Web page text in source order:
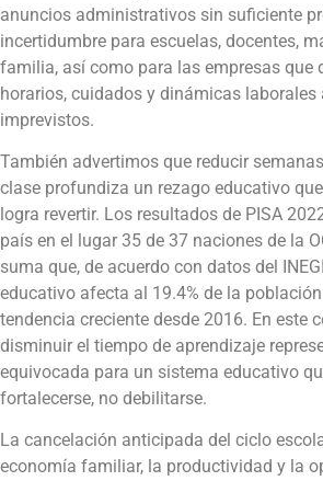
anuncios administrativos sin suficiente
incertidumbre para escuelas, docentes,
familia, así como para las empresas que
horarios, cuidados y dinámicas laborales
imprevistos.
También advertimos que reducir
clase profundiza un rezago educativo
logra revertir. Los resultados de PISA
país en el lugar 35 de 37 naciones de la
suma que, de acuerdo con datos del
educativo afecta al 19.4% de la
tendencia creciente desde 2016. En este
disminuir el tiempo de aprendizaje
equivocada para un sistema educativo
fortalecerse, no debilitarse.
La cancelación anticipada del ciclo
economía familiar, la productividad y la